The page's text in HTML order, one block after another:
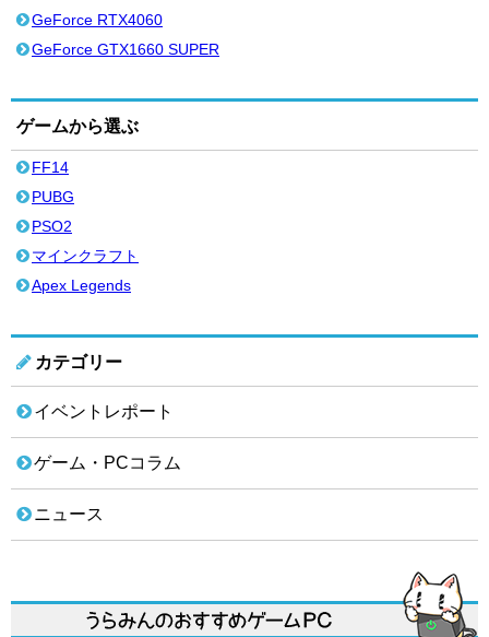
カテゴリー
イベントレポート
ゲーム・PCコラム
ニュース
GeForce RTX4060
GeForce GTX1660 SUPER
ゲームから選ぶ
FF14
PUBG
PSO2
マインクラフト
Apex Legends